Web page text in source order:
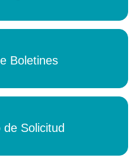
Boletines
de Solicitud